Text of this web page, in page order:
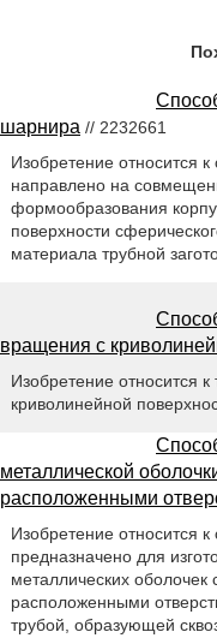
шарнира // 2232661
Изобретение относится
направлено на
формообразования
поверхности
материала трубной
вращения с
Изобретение относится к
криволинейной
металлической
расположенными
Изобретение относится
предназначено для
металлических
расположенными
трубой, образующей